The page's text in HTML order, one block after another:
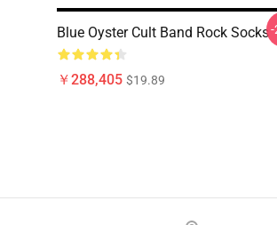
Blue Oyster Cult Band Rock Socks
￥288,405 $19.89
-